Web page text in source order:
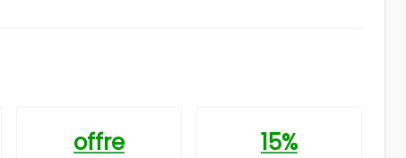
offre 15%